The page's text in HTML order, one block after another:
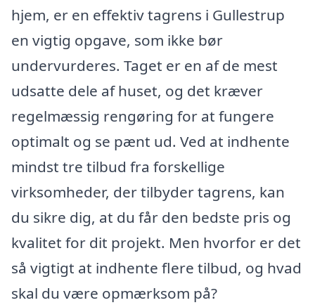
hjem, er en effektiv tagrens i Gullestrup
en vigtig opgave, som ikke bør
undervurderes. Taget er en af de mest
udsatte dele af huset, og det kræver
regelmæssig rengøring for at fungere
optimalt og se pænt ud. Ved at indhente
mindst tre tilbud fra forskellige
virksomheder, der tilbyder tagrens, kan
du sikre dig, at du får den bedste pris og
kvalitet for dit projekt. Men hvorfor er det
så vigtigt at indhente flere tilbud, og hvad
skal du være opmærksom på?